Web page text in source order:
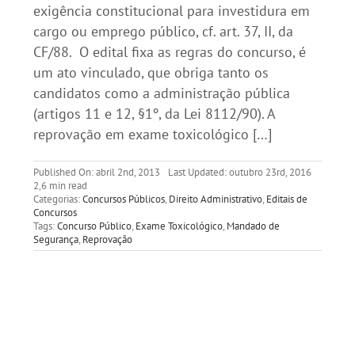
exigência constitucional para investidura em
cargo ou emprego público, cf. art. 37, II, da
CF/88. O edital fixa as regras do concurso, é
um ato vinculado, que obriga tanto os
candidatos como a administração pública
(artigos 11 e 12, §1º, da Lei 8112/90). A
reprovação em exame toxicológico […]
Published On: abril 2nd, 2013
Last Updated: outubro 23rd, 2016
2,6 min read
Categorias:Concursos Públicos, Direito Administrativo, Editais de
Concursos
Tags:Concurso Público, Exame Toxicológico, Mandado de
Segurança, Reprovação